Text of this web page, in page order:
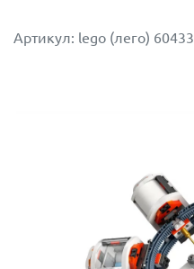
Артикул: lego (лего) 60433